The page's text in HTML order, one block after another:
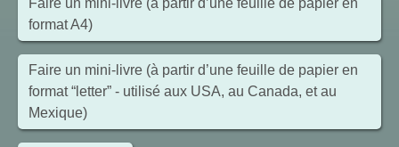
Faire un mini-livre (à partir d’une feuille de papier en
format A4)
Faire un mini-livre (à partir d’une feuille de papier en
format “letter” - utilisé aux USA, au Canada, et au
Mexique)